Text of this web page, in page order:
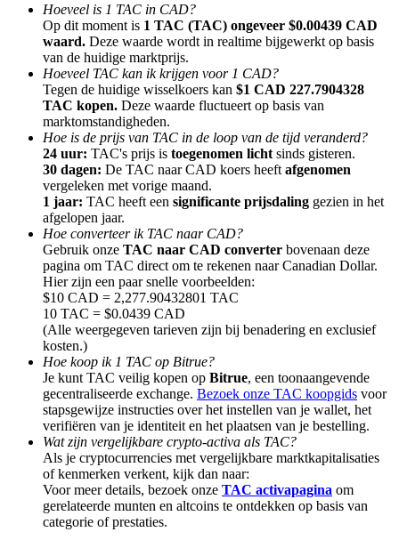
Doorverwijzing
Nodig een vriend uit om contante beloningen te ontvangen
BTC Welcome Rewards
BTC Welcome Rewards
Deposit & Trade BTC to Share 25000 USDT prize pool!
Deposit CASHCAT & Win
Hoeveel is 1 TAC in CAD?
Op dit moment is 1 TAC (TAC) ongeveer $0.00439 CAD
waard. Deze waarde wordt in realtime bijgewerkt op basis
van de huidige marktprijs.
Hoeveel TAC kan ik krijgen voor 1 CAD?
Tegen de huidige wisselkoers kan $1 CAD 227.7904328
TAC kopen. Deze waarde fluctueert op basis van
marktomstandigheden.
Hoe is de prijs van TAC in de loop van de tijd veranderd?
24 uur: TAC's prijs is toegenomen licht sinds gisteren.
30 dagen: De TAC naar CAD koers heeft afgenomen
vergeleken met vorige maand.
1 jaar: TAC heeft een significante prijsdaling gezien in het
afgelopen jaar.
Hoe converteer ik TAC naar CAD?
Gebruik onze TAC naar CAD converter bovenaan deze
pagina om TAC direct om te rekenen naar Canadian Dollar.
Hier zijn een paar snelle voorbeelden:
$10 CAD = 2,277.90432801 TAC
10 TAC = $0.0439 CAD
(Alle weergegeven tarieven zijn bij benadering en exclusief
kosten.)
Hoe koop ik 1 TAC op Bitrue?
Je kunt TAC veilig kopen op Bitrue, een toonaangevende
gecentraliseerde exchange. Bezoek onze TAC koopgids voor
stapsgewijze instructies over het instellen van je wallet, het
verifiëren van je identiteit en het plaatsen van je bestelling.
Wat zijn vergelijkbare crypto-activa als TAC?
Als je cryptocurrencies met vergelijkbare marktkapitalisaties
of kenmerken verkent, kijk dan naar:
Voor meer details, bezoek onze TAC activapagina om
gerelateerde munten en altcoins te ontdekken op basis van
categorie of prestaties.